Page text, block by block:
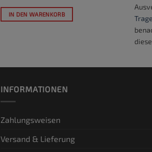
IN DEN WARENKORB
INFORMATIONEN
Zahlungsweisen
Versand & Lieferung